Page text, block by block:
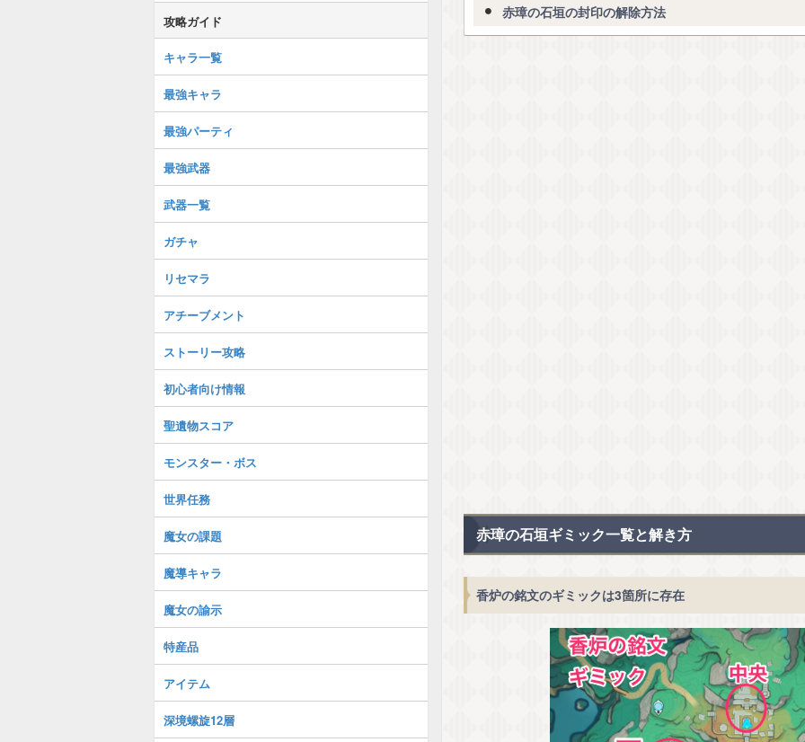
赤璋の石垣の封印の解除方法
赤璋の石垣ギミック一覧と解き方
香炉の銘文のギミックは3箇所に存在
攻略ガイド
キャラ一覧
最強キャラ
最強パーティ
最強武器
武器一覧
ガチャ
リセマラ
アチーブメント
ストーリー攻略
初心者向け情報
聖遺物スコア
モンスター・ボス
世界任務
魔女の課題
魔導キャラ
魔女の諭示
特産品
アイテム
深境螺旋12層